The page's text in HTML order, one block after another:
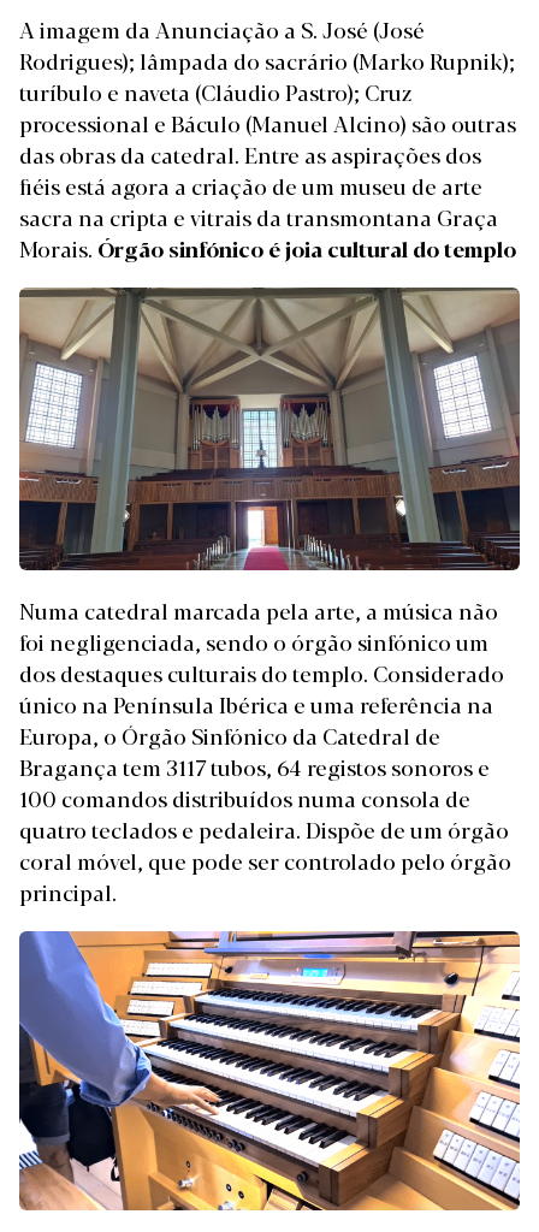
A imagem da Anunciação a S. José (José
Rodrigues); lâmpada do sacrário (Marko Rupnik);
turíbulo e naveta (Cláudio Pastro); Cruz
processional e Báculo (Manuel Alcino) são outras
das obras da catedral. Entre as aspirações dos
fiéis está agora a criação de um museu de arte
sacra na cripta e vitrais da transmontana Graça
Morais. Órgão sinfónico é joia cultural do templo
Numa catedral marcada pela arte, a música não
foi negligenciada, sendo o órgão sinfónico um
dos destaques culturais do templo. Considerado
único na Península Ibérica e uma referência na
Europa, o Órgão Sinfónico da Catedral de
Bragança tem 3117 tubos, 64 registos sonoros e
100 comandos distribuídos numa consola de
quatro teclados e pedaleira. Dispõe de um órgão
coral móvel, que pode ser controlado pelo órgão
principal.